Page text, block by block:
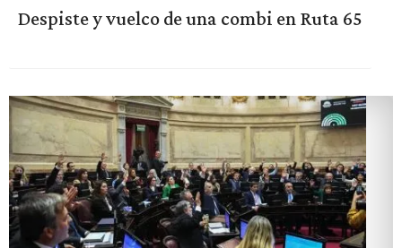
Despiste y vuelco de una combi en Ruta 65